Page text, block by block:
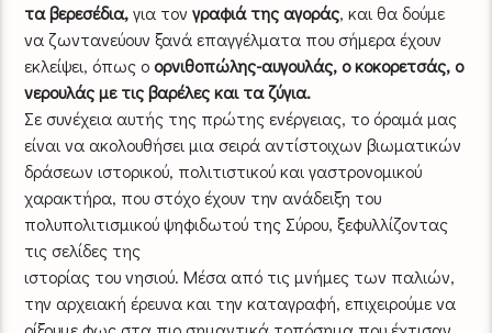
τα βερεσέδια,για τονγραφιά της αγοράς, και θα δούμε
να ζωντανεύουν ξανά επαγγέλματα που σήμερα έχουν
εκλείψει, όπως οορνιθοπώλης-αυγουλάς, ο κοκορετσάς, ο
νερουλάς με τις βαρέλες και τα ζύγια.
Σε συνέχεια αυτής της πρώτης ενέργειας, το όραμά μας
είναι να ακολουθήσει μια σειρά αντίστοιχων βιωματικών
δράσεων ιστορικού, πολιτιστικού και γαστρονομικού
χαρακτήρα, που στόχο έχουν την ανάδειξη του
πολυπολιτισμικού ψηφιδωτού της Σύρου, ξεφυλλίζοντας
τις σελίδες της
ιστορίας του νησιού. Μέσα από τις μνήμες των παλιών,
την αρχειακή έρευνα και την καταγραφή, επιχειρούμε να